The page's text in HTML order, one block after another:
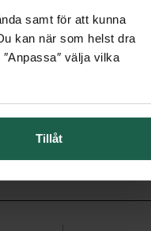
samt för att kunna
kan när som helst dra
välja vilka
Tillåt